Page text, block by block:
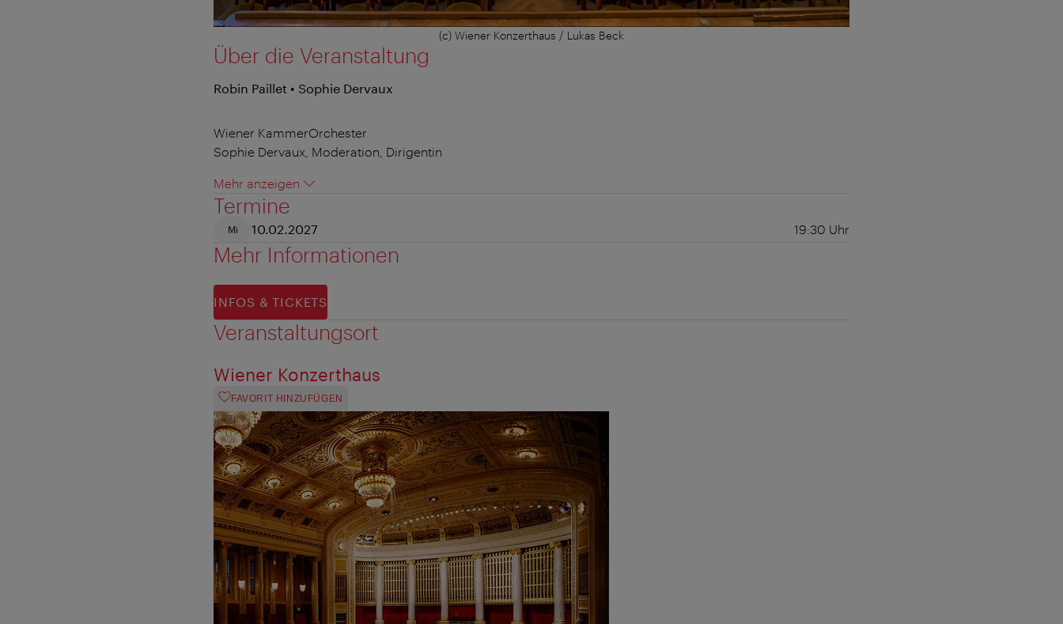
(c) Wiener Konzerthaus / Lukas Beck
Über die Veranstaltung
Robin Paillet • Sophie Dervaux
Wiener KammerOrchester
Sophie Dervaux, Moderation, Dirigentin
Mehr anzeigen
Termine
Mi 10.02.2027 19:30 Uhr
Mehr Informationen
INFOS & TICKETS
Veranstaltungsort
Wiener Konzerthaus
FAVORIT HINZUFÜGEN